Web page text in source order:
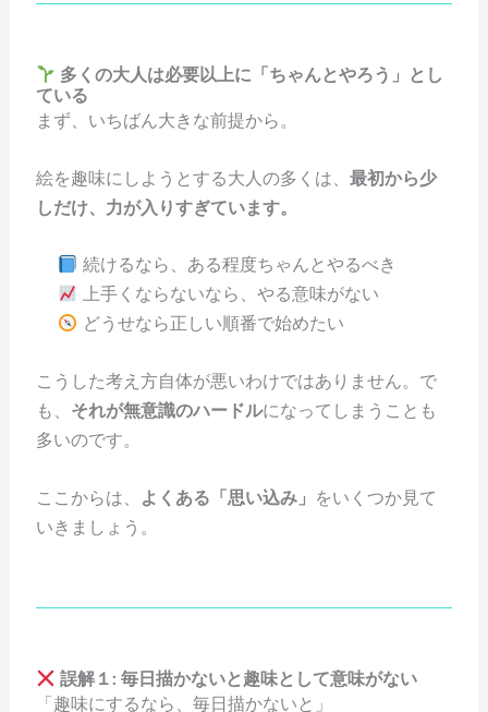
多くの大人は必要以上に「ちゃんとやろう」とし
ている
まず、いちばん大きな前提から。
絵を趣味にしようとする大人の多くは、 最初から少
しだけ、力が入りすぎています。
続けるなら、ある程度ちゃんとやるべき
上手くならないなら、やる意味がない
どうせなら正しい順番で始めたい
こうした考え方自体が悪いわけではありません。で
も、 それが無意識のハードルになってしまうことも
多いのです。
ここからは、 よくある「思い込み」 をいくつか見て
いきましょう。
誤解１: 毎日描かないと趣味として意味がない
「趣味にするなら、毎日描かないと」